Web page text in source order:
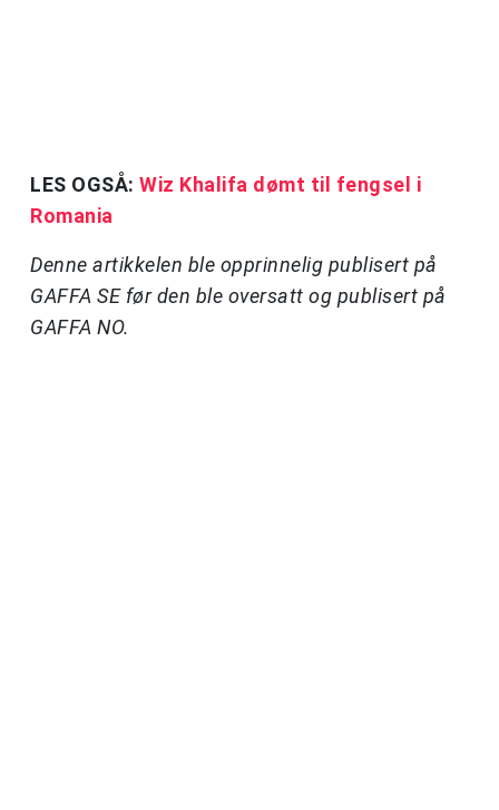
LES OGSÅ: Wiz Khalifa dømt til fengsel i
Romania
Denne artikkelen ble opprinnelig publisert på
GAFFA SE før den ble oversatt og publisert på
GAFFA NO.